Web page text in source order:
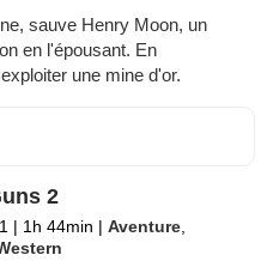
sauve Henry Moon, un
en l'épousant. En
une mine d'or.
2
| 1h 44min | Aventure